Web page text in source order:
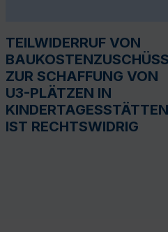
TEILWIDERRUF VON
ZUR SCHAFFUNG VON
U3-PLÄTZEN IN
KINDERTAGESSTÄTTEN
IST RECHTSWIDRIG